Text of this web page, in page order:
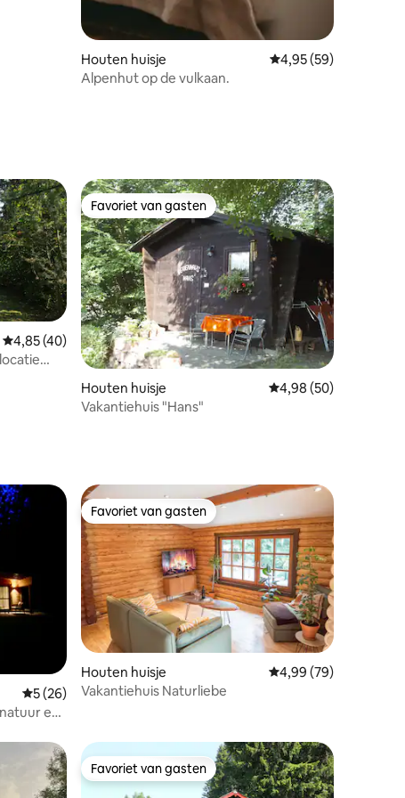
Houten huisje Gemiddelde
4,95 (59)
Alpenhut op de vulkaan.
Gemiddelde beoordeling van 4,85 op 5, 40 recensies
4,85 (40)
Favoriet van gasten
Favoriet van gasten
Houten huisje Gemiddelde
4,98 (50)
Vakantiehuis "Hans"
Gemiddelde beoordeling van 5 op 5, 26 recensies
5 (26)
en
Favoriet van gasten
Favoriet van gasten
Houten huisje Gemiddelde
4,99 (79)
Vakantiehuis Naturliebe
Favoriet van gasten
Favoriet van gasten